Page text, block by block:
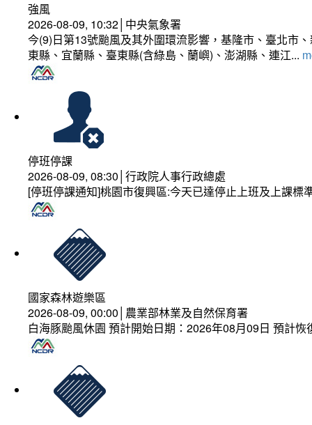
強風
2026-08-09, 10:32│中央氣象署
今(9)日第13號颱風及其外圍環流影響，基隆市、臺北市
東縣、宜蘭縣、臺東縣(含綠島、蘭嶼)、澎湖縣、連江...
停班停課
2026-08-09, 08:30│行政院人事行政總處
[停班停課通知]桃園市復興區:今天已達停止上班及上課
國家森林遊樂區
2026-08-09, 00:00│農業部林業及自然保育署
白海豚颱風休園 預計開始日期：2026年08月09日 預計